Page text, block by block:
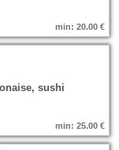
min: 20.00 €
sushi
min: 25.00 €